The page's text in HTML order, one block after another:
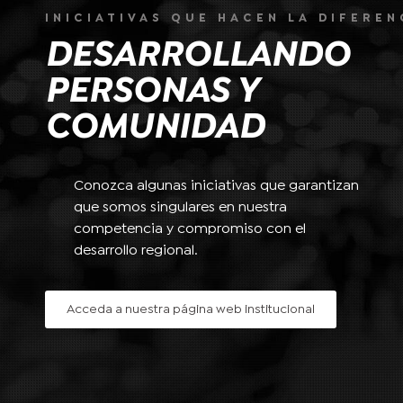
INICIATIVAS QUE HACEN LA
DESARROLLANDO
PERSONAS Y
COMUNIDAD
Conozca algunas iniciativas que garantizan
que somos singulares en nuestra
competencia y compromiso con el
desarrollo regional.
Acceda a nuestra página web institucional